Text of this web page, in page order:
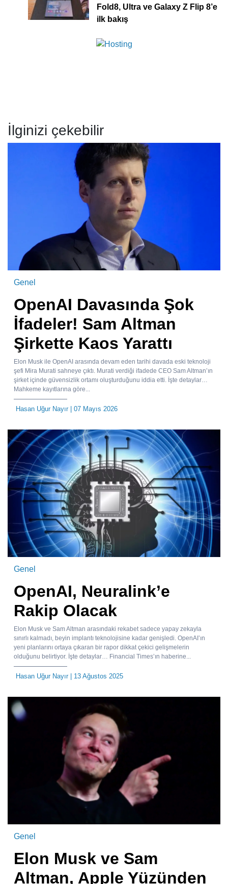
Fold8, Ultra ve Galaxy Z Flip 8’e
ilk bakış
İlginizi çekebilir
Genel
OpenAI Davasında Şok
İfadeler! Sam Altman
Şirkette Kaos Yarattı
Elon Musk ile OpenAI arasında devam eden tarihi davada eski teknoloji
şefi Mira Murati sahneye çıktı. Murati verdiği ifadede CEO Sam Altman’ın
şirket içinde güvensizlik ortamı oluşturduğunu iddia etti. İşte detaylar…
Mahkeme kayıtlarına göre...
Hasan Uğur Nayır| 07 Mayıs 2026
Genel
OpenAI, Neuralink’e
Rakip Olacak
Elon Musk ve Sam Altman arasındaki rekabet sadece yapay zekayla
sınırlı kalmadı, beyin implantı teknolojisine kadar genişledi. OpenAI’ın
yeni planlarını ortaya çıkaran bir rapor dikkat çekici gelişmelerin
olduğunu belirtiyor. İşte detaylar… Financial Times’ın haberine...
Hasan Uğur Nayır| 13 Ağustos 2025
Genel
Elon Musk ve Sam
Altman, Apple Yüzünden